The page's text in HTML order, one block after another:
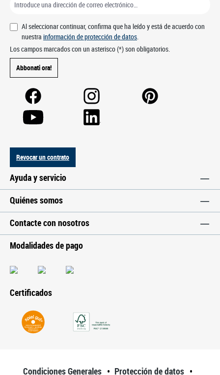
Al seleccionar continuar, confirma que ha leído y está de acuerdo con
nuestra información de protección de datos.
Los campos marcados con un asterisco (*) son obligatorios.
Abbonati ora!
Revocar un contrato
Ayuda y servicio
Quiénes somos
Contacte con nosotros
Modalidades de pago
Certificados
Condiciones Generales Protección de datos